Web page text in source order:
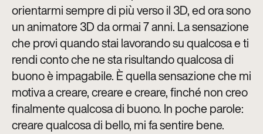
orientarmi sempre di più verso il 3D, ed ora sono
un animatore 3D da ormai 7 anni. La sensazione
che provi quando stai lavorando su qualcosa e ti
rendi conto che ne sta risultando qualcosa di
buono è impagabile. È quella sensazione che mi
motiva a creare, creare e creare, finché non creo
finalmente qualcosa di buono. In poche parole:
creare qualcosa di bello, mi fa sentire bene.